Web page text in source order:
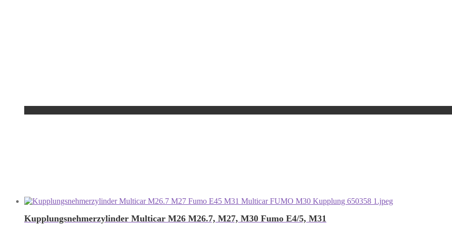
Kupplungsnehmerzylinder Multicar M26 M26.7, M27, M30 Fumo E4/5, M31